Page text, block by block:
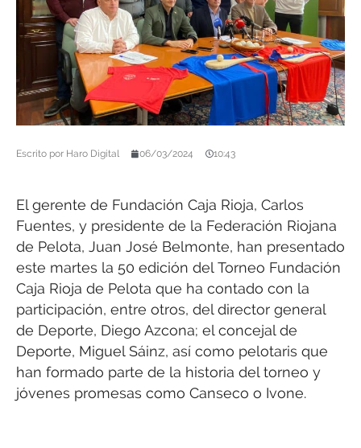
Escrito por Haro Digital 06/03/2024 10:43
El gerente de Fundación Caja Rioja, Carlos
Fuentes, y presidente de la Federación Riojana
de Pelota, Juan José Belmonte, han presentado
este martes la 50 edición del Torneo Fundación
Caja Rioja de Pelota que ha contado con la
participación, entre otros, del director general
de Deporte, Diego Azcona; el concejal de
Deporte, Miguel Sáinz, así como pelotaris que
han formado parte de la historia del torneo y
jóvenes promesas como Canseco o Ivone.